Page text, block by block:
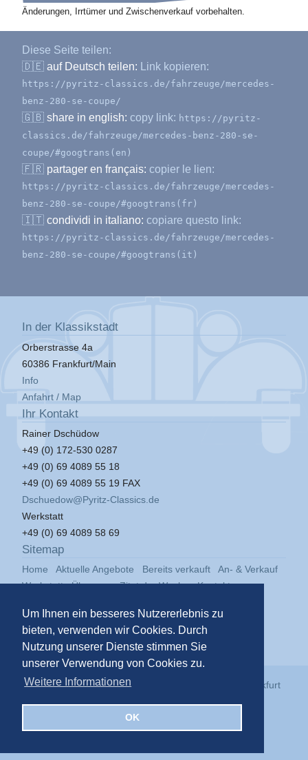
Um Ihnen ein besseres Nutzererlebnis zu
bieten, verwenden wir Cookies. Durch
Nutzung unserer Dienste stimmen Sie
unserer Verwendung von Cookies zu.
Weitere Informationen
OK
Änderungen, Irrtümer und Zwischenverkauf vorbehalten.
Diese Seite teilen:
🇩🇪 auf Deutsch teilen: Link kopieren:
https://pyritz-classics.de/fahrzeuge/mercedes-
benz-280-se-coupe/
🇬🇧 share in english: copy link: https://pyritz-
classics.de/fahrzeuge/mercedes-benz-280-se-
coupe/#googtrans(en)
🇫🇷 partager en français: copier le lien:
https://pyritz-classics.de/fahrzeuge/mercedes-
benz-280-se-coupe/#googtrans(fr)
🇮🇹 condividi in italiano: copiare questo link:
https://pyritz-classics.de/fahrzeuge/mercedes-
benz-280-se-coupe/#googtrans(it)
In der Klassikstadt
Orberstrasse 4a
60386 Frankfurt/Main
Info
Anfahrt / Map
Ihr Kontakt
Rainer Dschüdow
+49 (0) 172-530 0287
+49 (0) 69 4089 55 18
+49 (0) 69 4089 55 19 FAX
Dschuedow@Pyritz-Classics.de
Werkstatt
+49 (0) 69 4089 58 69
Sitemap
Home Aktuelle Angebote Bereits verkauft
An- & Verkauf
Werkstatt
Über uns Zitat der Woche
Kontakt
© 2026Pyritz Classics GmbH Klassikstadt Frankfurt